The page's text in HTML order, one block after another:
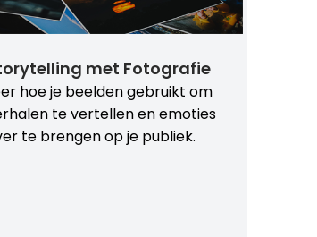
met Fotografie
hoe je beelden gebruikt om
te vertellen en emoties
te brengen op je publiek.